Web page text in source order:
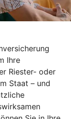
Ihre
Riester- oder
Staat – und